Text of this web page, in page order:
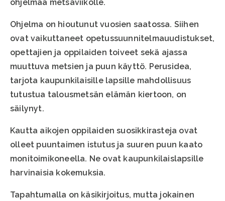
ohjelmaa metsäviikolle.
Ohjelma on hioutunut vuosien saatossa. Siihen
ovat vaikuttaneet opetussuunnitelmauudistukset,
opettajien ja oppilaiden toiveet sekä ajassa
muuttuva metsien ja puun käyttö. Perusidea,
tarjota kaupunkilaisille lapsille mahdollisuus
tutustua talousmetsän elämän kiertoon, on
säilynyt.
Kautta aikojen oppilaiden suosikkirasteja ovat
olleet puuntaimen istutus ja suuren puun kaato
monitoimikoneella. Ne ovat kaupunkilaislapsille
harvinaisia kokemuksia.
Tapahtumalla on käsikirjoitus, mutta jokainen